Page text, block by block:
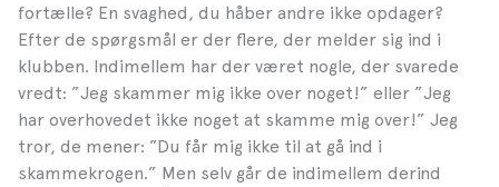
fortælle? En svaghed, du håber andre ikke opdager?
Efter de spørgsmål er der flere, der melder sig ind i
klubben. Indimellem har der været nogle, der svarede
vredt: ”Jeg skammer mig ikke over noget!” eller ”Jeg
har overhovedet ikke noget at skamme mig over!” Jeg
tror, de mener: ”Du får mig ikke til at gå ind i
skammekrogen.” Men selv går de indimellem derind